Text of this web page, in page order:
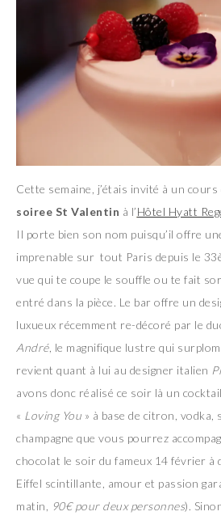
Cette semaine, j’étais invité à un cours
soiree St Valentin à l’Hôtel Hyatt
Il porte bien son nom puisqu’il offre
imprenable sur tout Paris depuis le
vue qui te coupe le souffle ou te fait
entré dans la pièce. Le bar offre un
luxueux récemment re-décoré par le
André, le magnifique lustre qui
revient quant à lui au designer italien
avons donc réalisé ce soir là un
« Loving You » à base de citron, vodka,
champagne que vous pourrez
chocolat le soir du fameux 14 février à
Eiffel scintillante, amour et passion
matin,
90€ pour deux personnes).